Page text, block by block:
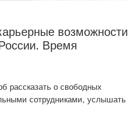
возможности
Время
рассказать о свободных
сотрудниками, услышать